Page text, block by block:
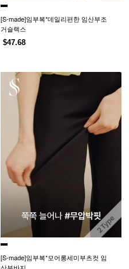
[S-made]임부복*데일리편한 임산부조
거슬랙스
$47.68
[S-made]임부복*모어롱세미부츠컷 임